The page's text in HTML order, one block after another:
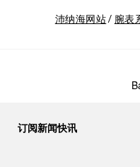
沛纳海网站 腕表
订阅新闻快讯